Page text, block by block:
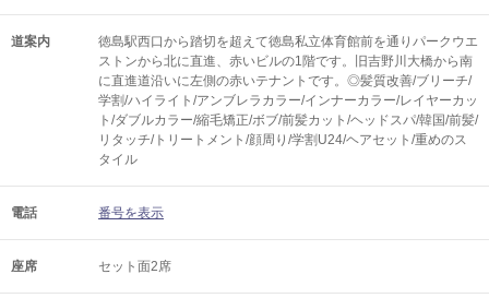
道案内
徳島駅西口から踏切を超えて徳島私立体育館前を通りパークウエ
ストンから北に直進、赤いビルの1階です。旧吉野川大橋から南
に直進道沿いに左側の赤いテナントです。◎髪質改善/ブリーチ/
学割/ハイライト/アンブレラカラー/インナーカラー/レイヤーカッ
ト/ダブルカラー/縮毛矯正/ボブ/前髪カット/ヘッドスパ/韓国/前髪/
リタッチ/トリートメント/顔周り/学割U24/ヘアセット/重めのス
タイル
電話 番号を表示
座席 セット面2席